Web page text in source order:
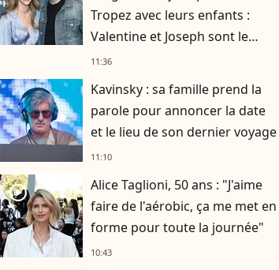
Tropez avec leurs enfants :
Valentine et Joseph sont le
parfait mélange de leurs
11:36
Kavinsky : sa famille prend la
parole pour annoncer la date
et le lieu de son dernier voyage
11:10
player2
Alice Taglioni, 50 ans : "J'aime
faire de l'aérobic, ça me met en
forme pour toute la journée"
10:43